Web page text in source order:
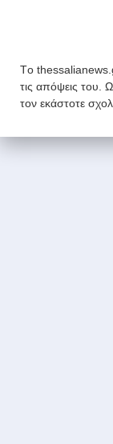
Tο
τις απόψεις του.
τον εκάστοτε